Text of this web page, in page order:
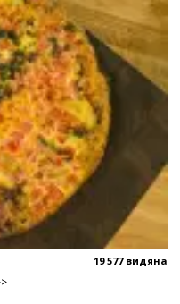
19 577 видяна